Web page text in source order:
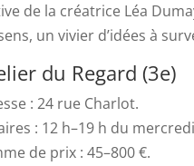
de la créatrice Léa
un vivier d’idées à
du Regard (3e)
: 24 rue Charlot.
: 12 h–19 h du
de prix : 45–800 €.